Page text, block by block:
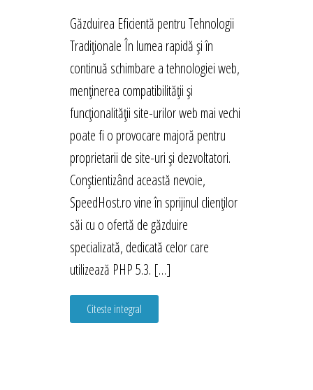
Găzduirea Eficientă pentru Tehnologii
Tradiționale În lumea rapidă și în
continuă schimbare a tehnologiei web,
menținerea compatibilității și
funcționalității site-urilor web mai vechi
poate fi o provocare majoră pentru
proprietarii de site-uri și dezvoltatori.
Conștientizând această nevoie,
SpeedHost.ro vine în sprijinul clienților
săi cu o ofertă de găzduire
specializată, dedicată celor care
utilizează PHP 5.3. […]
Citeste integral